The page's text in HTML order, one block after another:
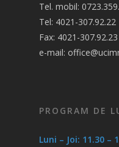
Tel. mobil:
Tel: 4021-307.92.22
Fax: 4021-307.92.23
e-mail:
PROGRAM DE
Luni – Joi: 11.30 –